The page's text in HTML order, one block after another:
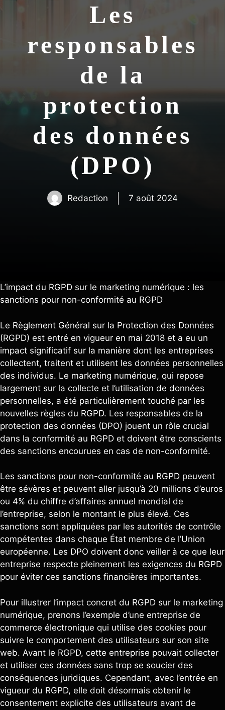
Les
responsables
de la
protection
des données
(DPO)
Redaction 7 août 2024
L’impact du RGPD sur le marketing numérique : les
sanctions pour non-conformité au RGPD
Le Règlement Général sur la Protection des Données
(RGPD) est entré en vigueur en mai 2018 et a eu un
impact significatif sur la manière dont les entreprises
collectent, traitent et utilisent les données personnelles
des individus. Le marketing numérique, qui repose
largement sur la collecte et l’utilisation de données
personnelles, a été particulièrement touché par les
nouvelles règles du RGPD. Les responsables de la
protection des données (DPO) jouent un rôle crucial
dans la conformité au RGPD et doivent être conscients
des sanctions encourues en cas de non-conformité.
Les sanctions pour non-conformité au RGPD peuvent
être sévères et peuvent aller jusqu’à 20 millions d’euros
ou 4% du chiffre d’affaires annuel mondial de
l’entreprise, selon le montant le plus élevé. Ces
sanctions sont appliquées par les autorités de contrôle
compétentes dans chaque État membre de l’Union
européenne. Les DPO doivent donc veiller à ce que leur
entreprise respecte pleinement les exigences du RGPD
pour éviter ces sanctions financières importantes.
Pour illustrer l’impact concret du RGPD sur le marketing
numérique, prenons l’exemple d’une entreprise de
commerce électronique qui utilise des cookies pour
suivre le comportement des utilisateurs sur son site
web. Avant le RGPD, cette entreprise pouvait collecter
et utiliser ces données sans trop se soucier des
conséquences juridiques. Cependant, avec l’entrée en
vigueur du RGPD, elle doit désormais obtenir le
consentement explicite des utilisateurs avant de